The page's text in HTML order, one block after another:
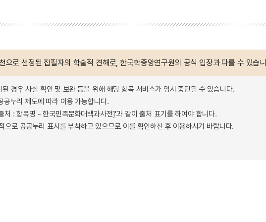
으로 선정된 집필자의 학술적 견해로, 한국학중앙연구원의 공식 입장과 다를 수 있습
경우 사실 확인 및 보완 등을 위해 해당 항목 서비스가 임시 중단될 수 있습니다.
공누리 제도에 따라 이용 가능합니다.
처 : 항목명 - 한국민족문화대백과사전]'과 같이 출처 표기를 하여야 합니다.
으로 공공누리 표시를 부착하고 있으므로 이를 확인하신 후 이용하시기 바랍니다.